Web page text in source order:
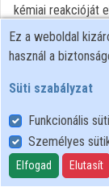
kémiai reakcióját
„erőművet” ennyi
kísérlet során a
elektrolitokkal
(milliamper)
rendhagyó
csatorna. Az
Ez a weboldal
használ a
Süti szabályzat
Funkcionális
Személyes
Elfogad Elutasít